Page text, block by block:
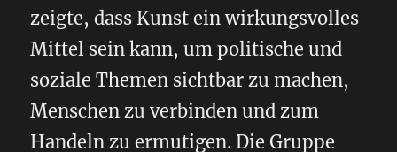
zeigte, dass Kunst ein wirkungsvolles
Mittel sein kann, um politische und
soziale Themen sichtbar zu machen,
Menschen zu verbinden und zum
Handeln zu ermutigen. Die Gruppe